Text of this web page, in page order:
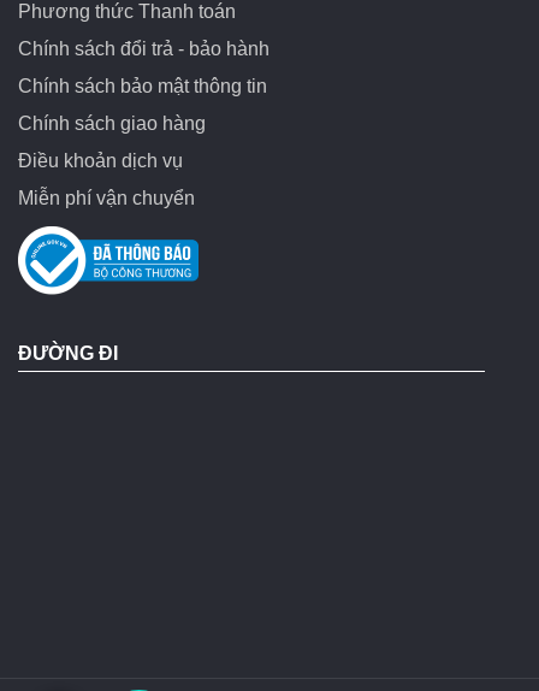
Phương thức Thanh toán
Chính sách đổi trả - bảo hành
Chính sách bảo mật thông tin
Chính sách giao hàng
Điều khoản dịch vụ
Miễn phí vận chuyển
ĐƯỜNG ĐI